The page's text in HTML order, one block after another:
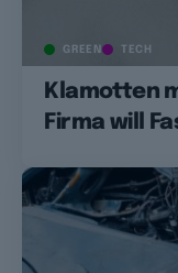
GREEN TECH
Klamotten
Firma will